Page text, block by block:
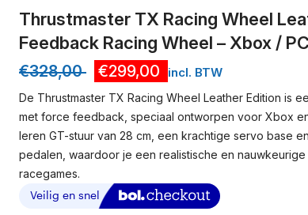
Thrustmaster TX Racing Wheel
Feedback Racing Wheel – Xbox / PC
€328,00 €299,00 incl. BTW
De Thrustmaster TX Racing Wheel Leather Edition is
met force feedback, speciaal ontworpen voor Xbox
leren GT-stuur van 28 cm, een krachtige servo base
pedalen, waardoor je een realistische en
racegames.